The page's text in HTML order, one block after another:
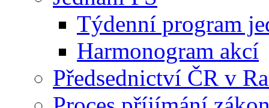
Týdenní program
Harmonogram akcí
Předsednictví ČR v